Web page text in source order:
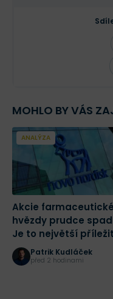
MOHLO BY VÁS
ANALÝZA
Akcie farmaceutické
hvězdy prudce
Je to největší
tohoto desetiletí?
Patrik Kudláček
před 2 hodinami